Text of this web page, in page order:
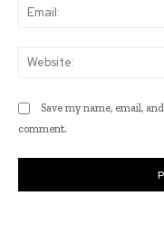
Save my name, email,
comment.